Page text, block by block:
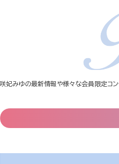
咲妃みゆの最新情報や様々な会員限定コン